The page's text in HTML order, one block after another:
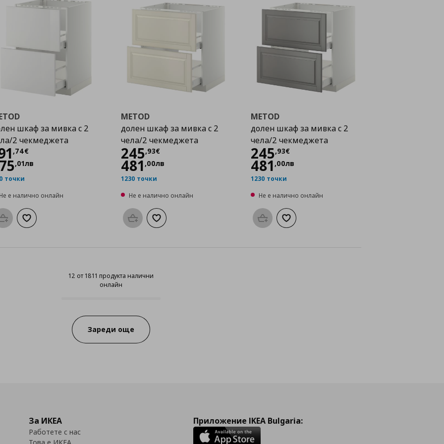
шкаф за мивка с 2
2 чекмеджета
,74€
,01лв
точки
Не е налично онлайн
Προσθήκη στο καλάθι
Добави към списъка с любими
METOD
долен шкаф за мивка с 2
чела/2 чекмеджета
245,93€
Цена
481 ,00лв
1230 точки
Не е налично онлайн
Προσθήκη στο καλάθι
Добави към списъка с любими
METOD
долен шкаф за мивка с 2
чела/2 чекмеджета
245,93€
Цена
481,00лв
1230 точки
Не е налично онлайн
Προσθήκη στο καλάθι
Добави към списъка с любими
12 от 1811 продукта налични
онлайн
12 от 1811 продукта налични онлайн
Зареди още
За ИКЕА
Работете с нас
Приложение IKEA Bulgaria: